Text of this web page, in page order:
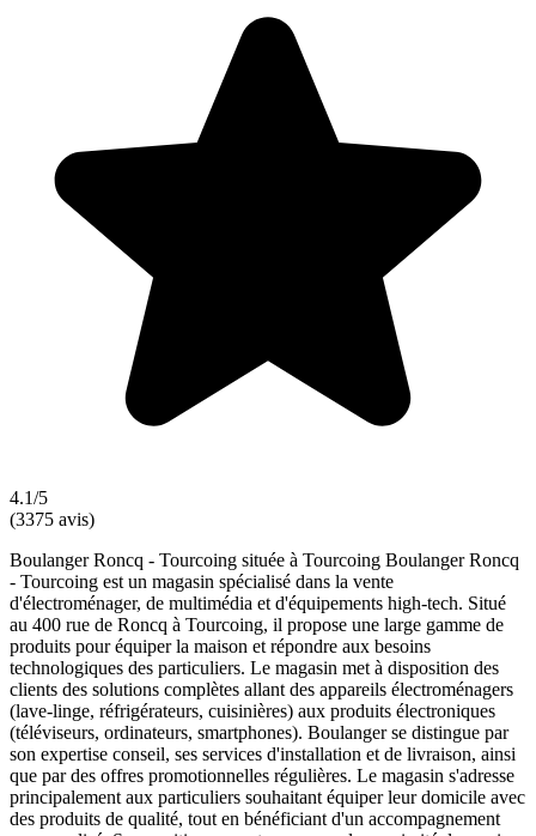
4.1/5
(3375 avis)
Boulanger Roncq - Tourcoing située à Tourcoing Boulanger Roncq
- Tourcoing est un magasin spécialisé dans la vente
d'électroménager, de multimédia et d'équipements high-tech. Situé
au 400 rue de Roncq à Tourcoing, il propose une large gamme de
produits pour équiper la maison et répondre aux besoins
technologiques des particuliers. Le magasin met à disposition des
clients des solutions complètes allant des appareils électroménagers
(lave-linge, réfrigérateurs, cuisinières) aux produits électroniques
(téléviseurs, ordinateurs, smartphones). Boulanger se distingue par
son expertise conseil, ses services d'installation et de livraison, ainsi
que par des offres promotionnelles régulières. Le magasin s'adresse
principalement aux particuliers souhaitant équiper leur domicile avec
des produits de qualité, tout en bénéficiant d'un accompagnement